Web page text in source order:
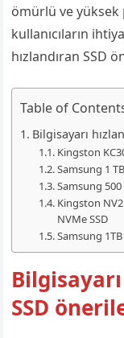
ömürlü ve
kullanıcıların
hızlandıran SSD
Table of
Bilgisayarı
Kingston
Samsung 1
Samsung 500
Kingston NV2
NVMe SSD
Samsung 1TB
SSD